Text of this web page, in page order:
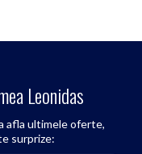
Leonidas
afla ultimele oferte,
surprize: